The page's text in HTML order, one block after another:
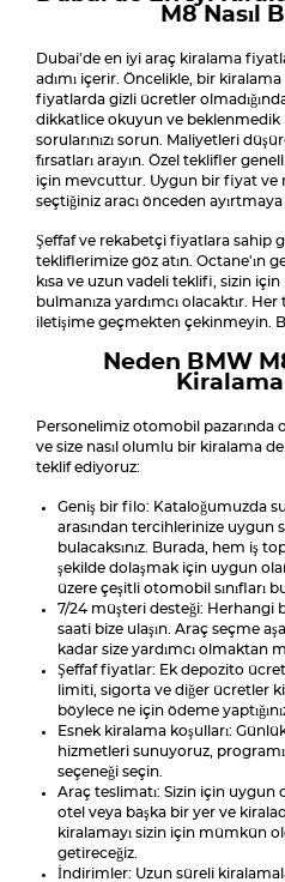
M8 Nasıl
Dubai'de en iyi araç kiralama
adımı içerir. Öncelikle, bir
fiyatlarda gizli ücretler
dikkatlice okuyun ve beklenmedik
sorularınızı sorun. Maliyetleri
fırsatları arayın. Özel teklifler
için mevcuttur. Uygun bir fiyat ve
seçtiğiniz aracı önceden ayırtmaya
Şeffaf ve rekabetçi fiyatlara sahip
tekliflerimize göz atın. Octane'ın
kısa ve uzun vadeli teklifi, sizin
bulmanıza yardımcı olacaktır.
iletişime geçmekten çekinmeyin.
Neden BMW
Personelimiz otomobil pazarında
ve size nasıl olumlu bir kiralama
teklif ediyoruz:
Geniş bir filo: Kataloğumuzda
arasından tercihlerinize uygun
bulacaksınız. Burada, hem iş
şekilde dolaşmak için uygun
üzere çeşitli otomobil sınıfları
7/24 müşteri desteği: Herhangi
saati bize ulaşın. Araç seçme
kadar size yardımcı olmaktan
Şeffaf fiyatlar: Ek depozito
limiti, sigorta ve diğer ücretler
böylece ne için ödeme
Esnek kiralama koşulları:
hizmetleri sunuyoruz,
seçeneği seçin.
Araç teslimatı: Sizin için uygun
otel veya başka bir yer ve
kiralamayı sizin için mümkün
getireceğiz.
İndirimler: Uzun süreli